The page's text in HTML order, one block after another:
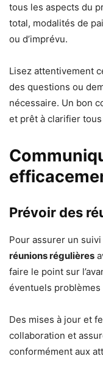
tous les aspects du
total, modalités de
ou d’imprévu.
Lisez attentivement
des questions ou
nécessaire. Un bon
et prêt à clarifier
Prévoir des
Pour assurer un
réunions régulières
faire le point sur
éventuels problèmes
Des mises à jour et
collaboration et
conformément aux